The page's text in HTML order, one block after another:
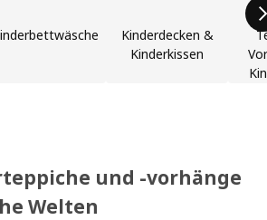
Kinderdecken &
Kinderkissen
und -vorhänge
Welten